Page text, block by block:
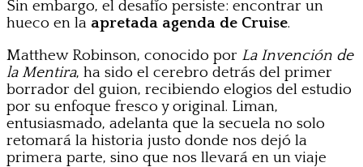
Sin embargo, el desafío persiste: encontrar un
hueco en la apretada agenda de Cruise.
Matthew Robinson, conocido por La Invención de
la Mentira, ha sido el cerebro detrás del primer
borrador del guion, recibiendo elogios del estudio
por su enfoque fresco y original. Liman,
entusiasmado, adelanta que la secuela no solo
retomará la historia justo donde nos dejó la
primera parte, sino que nos llevará en un viaje